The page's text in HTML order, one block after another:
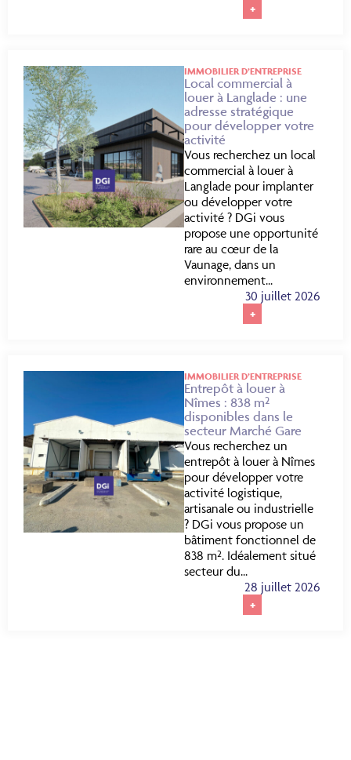
+
IMMOBILIER D’ENTREPRISE
Local commercial à
louer à Langlade : une
adresse stratégique
pour développer votre
activité
Vous recherchez un local
commercial à louer à
Langlade pour implanter
ou développer votre
activité ? DGi vous
propose une opportunité
rare au cœur de la
Vaunage, dans un
environnement...
30 juillet 2026
+
IMMOBILIER D’ENTREPRISE
Entrepôt à louer à
Nîmes : 838 m²
disponibles dans le
secteur Marché Gare
Vous recherchez un
entrepôt à louer à Nîmes
pour développer votre
activité logistique,
artisanale ou industrielle
? DGi vous propose un
bâtiment fonctionnel de
838 m². Idéalement situé
secteur du...
28 juillet 2026
+